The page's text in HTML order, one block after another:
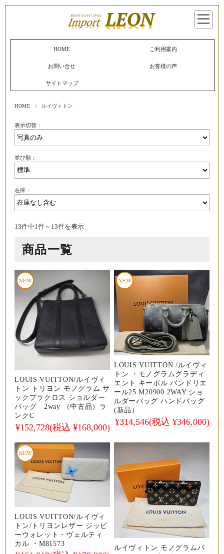
HOME ご利用案内
お問い合せ お客様の声
サイトマップ
HOME ルイヴィトン
表示切替：
並び順：
在庫：
13件中1件～13件を表示
商品一覧
LOUIS VUITTON/ルイヴィ
トン トリヨン モノグラム サ
ックプラクロス ショルダー
バッグ 2way （中古品）ラ
ンクC
¥152,728(税込 ¥168,000)
LOUIS VUITTON /ルイヴィ
トン ・モノグラムグラディ
エント キーポル バンドリエ
ール25 M20900 2WAY ショ
ルダーバッグ ハンドバッグ
(新品）
¥314,546(税込 ¥346,000)
LOUIS VUITTON/ルイヴィ
トン/トリヨンレザー ジッピ
ーウォレット・ヴェルティ
カル ・M81573
ルイヴィトン モノグラムパ